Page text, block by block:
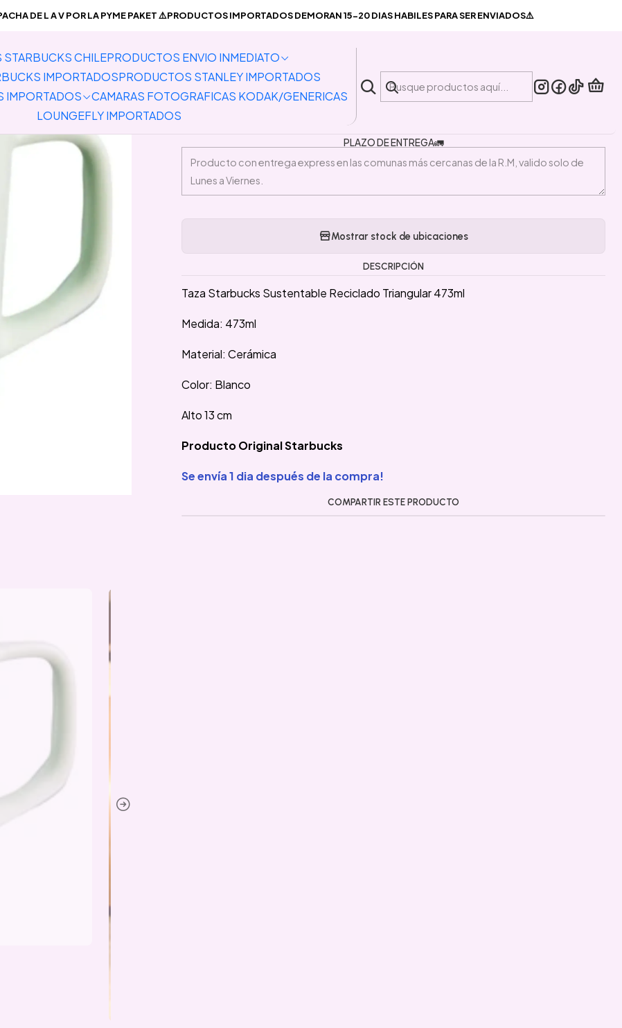
CHILEPRODUCTOS ENVIO INMEDIATO
IMPORTADOSPRODUCTOS STANLEY IMPORTADOS
IMPORTADOS
CAMARAS FOTOGRAFICAS KODAK/GENERICAS
LOUNGEFLY IMPORTADOS
DE L A V POR LA PYME PAKET ⚠️PRODUCTOS IMPORTADOS DEMORAN 15-20 DIAS HABILES PARA SER ENVIADOS⚠️
STARBUCKS CHILE Taza Starbucks Sustentable Reciclado Triangular 473ml
Taza Starbucks Sustentable Reciclado
Triangular 473ml
PLAZO DE ENTREGA🚛
Mostrar stock de ubicaciones
DESCRIPCIÓN
Taza Starbucks Sustentable Reciclado Triangular 473ml
Medida: 473ml
Material: Cerámica
Color: Blanco
Alto 13 cm
Producto Original Starbucks
Se envía 1 dia después de la compra!
COMPARTIR ESTE PRODUCTO